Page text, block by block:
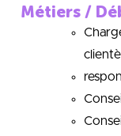
Métiers /